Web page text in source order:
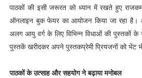
पाठकों की इसी जरूरत को ध्यान में रखते हुए
ऑनलाइन बुक फेयर का आयोजन किया जा रहा
अलग आयु वर्ग के लिए विभिन्न विधाओं की पुस्तकों
पुस्तकें खरीदकर अपने पुस्तकप्रेमी प्रियजनों को भेंट
पाठकों के उत्साह और सहयोग ने बढ़ाया मनोबल